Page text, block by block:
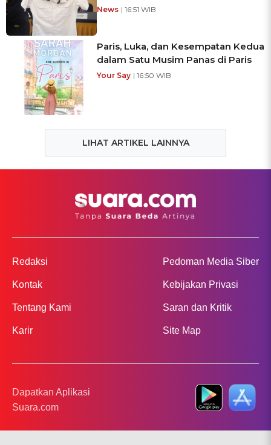
News | 16:51 WIB
Paris, Luka, dan Kesempatan Kedua
dalam Satu Musim Panas di Paris
Your Say | 16:50 WIB
LIHAT ARTIKEL LAINNYA
Redaksi
Kontak
Tentang Kami
Karir
Pedoman Media Siber
Kebijakan Privasi
Saran dan Kritik
Site Map
Dapatkan Aplikasi
Suara.com